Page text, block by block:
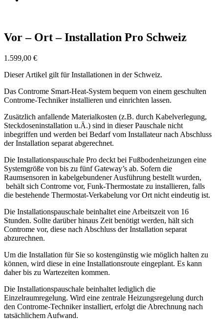
Vor – Ort – Installation Pro Schweiz
1.599,00 €
Dieser Artikel gilt für Installationen in der Schweiz.
Das Controme Smart-Heat-System bequem von einem geschulten
Controme-Techniker installieren und einrichten lassen.
Zusätzlich anfallende Materialkosten (z.B. durch Kabelverlegung,
Steckdoseninstallation u.Ä.) sind in dieser Pauschale nicht
inbegriffen und werden bei Bedarf vom Installateur nach Abschluss
der Installation separat abgerechnet.
Die Installationspauschale Pro deckt bei Fußbodenheizungen eine
Systemgröße von bis zu fünf Gateway’s ab. Sofern die
Raumsensoren in kabelgebundener Ausführung bestellt wurden,
behält sich Controme vor, Funk-Thermostate zu installieren, falls
die bestehende Thermostat-Verkabelung vor Ort nicht eindeutig ist.
Die Installationspauschale beinhaltet eine Arbeitszeit von 16
Stunden. Sollte darüber hinaus Zeit benötigt werden, hält sich
Controme vor, diese nach Abschluss der Installation separat
abzurechnen.
Um die Installation für Sie so kostengünstig wie möglich halten zu
können, wird diese in eine Installationsroute eingeplant. Es kann
daher bis zu Wartezeiten kommen.
Die Installationspauschale beinhaltet lediglich die
Einzelraumregelung. Wird eine zentrale Heizungsregelung durch
den Controme-Techniker installiert, erfolgt die Abrechnung nach
tatsächlichem Aufwand.